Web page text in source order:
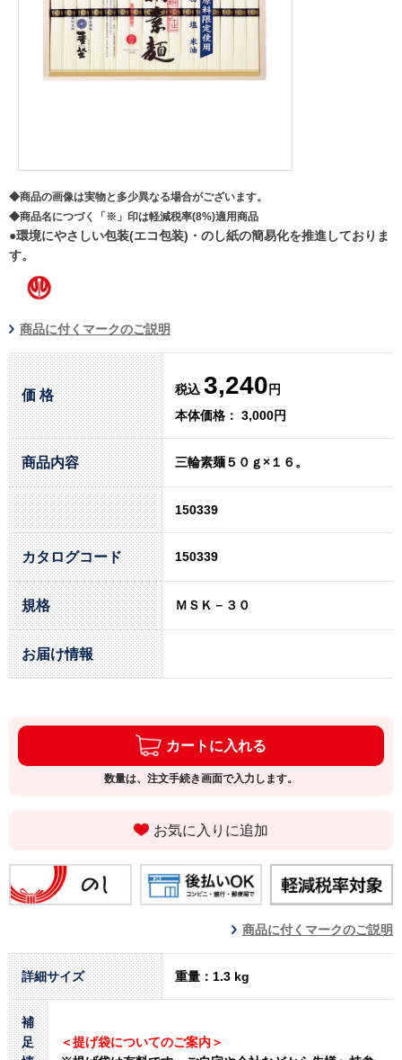
◆商品の画像は実物と多少異なる場合がございます。
◆商品名につづく「※」印は軽減税率(8%)適用商品
●環境にやさしい包装(エコ包装)・のし紙の簡易化を推進しておりま
す。
商品に付くマークのご説明
価 格 税込 3,240 円
本体価格： 3,000円
商品内容 三輪素麺５０ｇ×１６。
150339
カタログコード 150339
規格 ＭＳＫ－３０
お届け情報
カートに入れる
数量は、注文手続き画面で入力します。
お気に入りに追加
商品に付くマークのご説明
詳細サイズ 重量：1.3 kg
補
足
＜提げ袋についてのご案内＞